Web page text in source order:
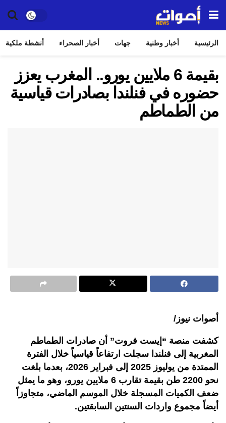
الرئيسية أخبار وطنية جهات أخبار الصحراء أنشطة ملكية
بقيمة 6 ملايين يورو.. المغرب يعزز
حضوره في فنلندا بصادرات قياسية
من الطماطم
أصوات نيوز/
كشفت منصة “إيست فروت” أن صادرات الطماطم
المغربية إلى فنلندا سجلت ارتفاعاً قياسياً خلال الفترة
الممتدة من يوليوز 2025 إلى فبراير 2026، بعدما بلغت
نحو 2200 طن بقيمة تقارب 6 ملايين يورو، وهو ما يمثل
ضعف الكميات المسجلة خلال الموسم الماضي، متجاوزاً
أيضاً مجموع واردات السنتين السابقتين.